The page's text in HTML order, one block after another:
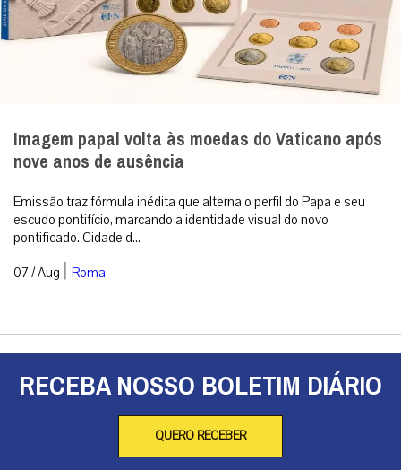
Imagem papal volta às moedas do Vaticano após
nove anos de ausência
Emissão traz fórmula inédita que alterna o perfil do Papa e seu
escudo pontifício, marcando a identidade visual do novo
pontificado. Cidade d...
07 / Aug | Roma
RECEBA NOSSO BOLETIM DIÁRIO
QUERO RECEBER